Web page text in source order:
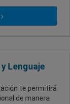
Lenguaje
te permitirá
de manera